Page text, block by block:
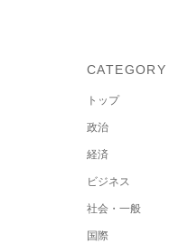
CATEGORY
トップ
政治
経済
ビジネス
社会・一般
国際